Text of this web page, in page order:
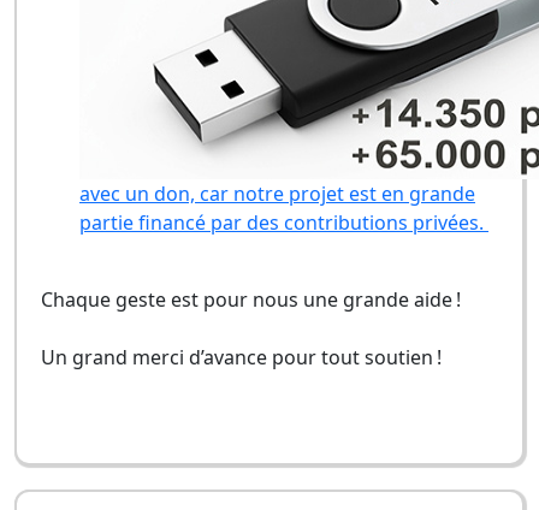
avec un don, car notre projet est en grande
partie financé par des contributions privées.
Chaque geste est pour nous une grande aide !
Un grand merci d’avance pour tout soutien !